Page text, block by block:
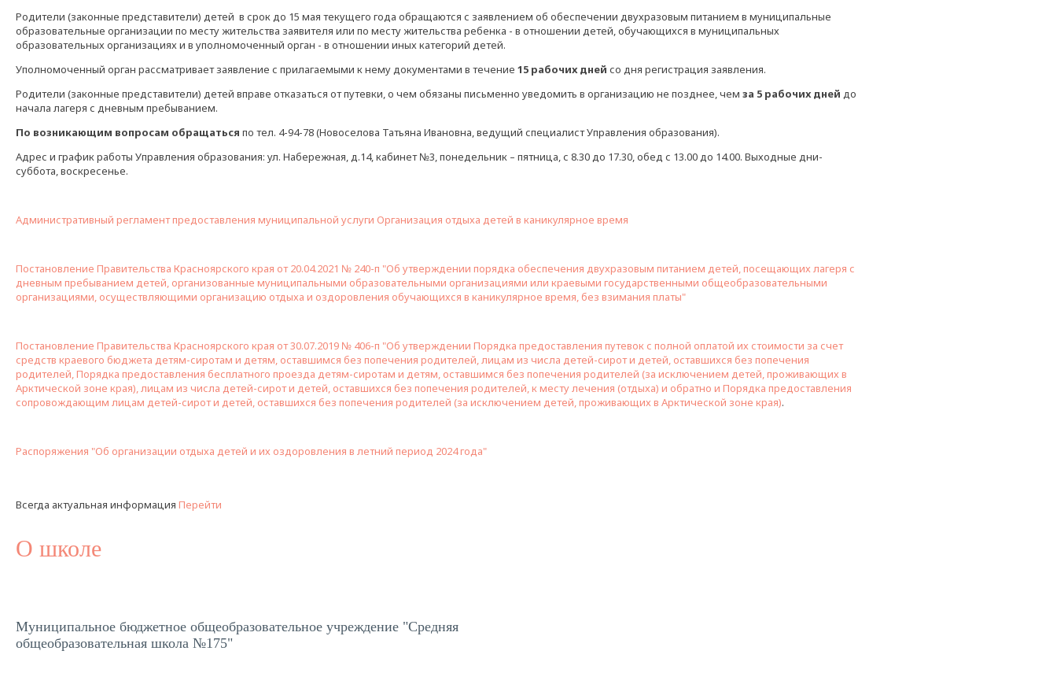
Родители (законные представители) детей в срок до 15 мая текущего года обращаются с заявлением об обеспечении двухразовым питанием в муниципальные
образовательные организации по месту жительства заявителя или по месту жительства ребенка - в отношении детей, обучающихся в муниципальных
образовательных организациях и в уполномоченный орган - в отношении иных категорий детей.
Уполномоченный орган рассматривает заявление с прилагаемыми к нему документами в течение 15 рабочих дней со дня регистрация заявления.
Родители (законные представители) детей вправе отказаться от путевки, о чем обязаны письменно уведомить в организацию не позднее, чем за 5 рабочих дней до
начала лагеря с дневным пребыванием.
По возникающим вопросам обращаться по тел. 4-94-78 (Новоселова Татьяна Ивановна, ведущий специалист Управления образования).
Адрес и график работы Управления образования: ул. Набережная, д.14, кабинет №3, понедельник – пятница, с 8.30 до 17.30, обед с 13.00 до 14.00. Выходные дни-
суббота, воскресенье.
Административный регламент предоставления муниципальной услуги Организация отдыха детей в каникулярное время
Постановление Правительства Красноярского края от 20.04.2021 № 240-п "Об утверждении порядка обеспечения двухразовым питанием детей, посещающих лагеря с
дневным пребыванием детей, организованные муниципальными образовательными организациями или краевыми государственными общеобразовательными
организациями, осуществляющими организацию отдыха и оздоровления обучающихся в каникулярное время, без взимания платы"
Постановление Правительства Красноярского края от 30.07.2019 № 406-п "Об утверждении Порядка предоставления путевок с полной оплатой их стоимости за счет
средств краевого бюджета детям-сиротам и детям, оставшимся без попечения родителей, лицам из числа детей-сирот и детей, оставшихся без попечения
родителей, Порядка предоставления бесплатного проезда детям-сиротам и детям, оставшимся без попечения родителей (за исключением детей, проживающих в
Арктической зоне края), лицам из числа детей-сирот и детей, оставшихся без попечения родителей, к месту лечения (отдыха) и обратно и Порядка предоставления
сопровождающим лицам детей-сирот и детей, оставшихся без попечения родителей (за исключением детей, проживающих в Арктической зоне края).
Распоряжения "Об организации отдыха детей и их оздоровления в летний период 2024 года"
Всегда актуальная информация Перейти
О школе
Муниципальное бюджетное общеобразовательное учреждение "Средняя
общеобразовательная школа №175"